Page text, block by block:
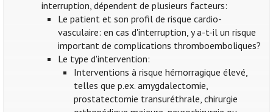
interruption, dépendent de plusieurs facteurs:
Le patient et son profil de risque cardio-
vasculaire: en cas d'interruption, y a-t-il un risque
important de complications thromboemboliques?
Le type d'intervention:
Interventions à risque hémorragique élevé,
telles que p.ex. amygdalectomie,
prostatectomie transuréthrale, chirurgie